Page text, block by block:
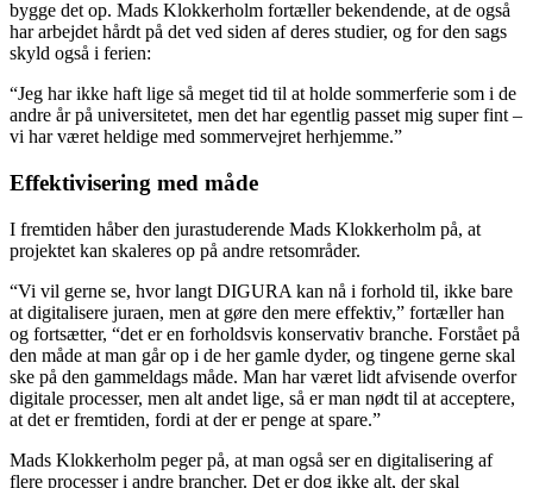
bygge det op. Mads Klokkerholm fortæller bekendende, at de også
har arbejdet hårdt på det ved siden af deres studier, og for den sags
skyld også i ferien:
“Jeg har ikke haft lige så meget tid til at holde sommerferie som i de
andre år på universitetet, men det har egentlig passet mig super fint –
vi har været heldige med sommervejret herhjemme.”
Effektivisering med måde
I fremtiden håber den jurastuderende Mads Klokkerholm på, at
projektet kan skaleres op på andre retsområder.
“Vi vil gerne se, hvor langt DIGURA kan nå i forhold til, ikke bare
at digitalisere juraen, men at gøre den mere effektiv,” fortæller han
og fortsætter, “det er en forholdsvis konservativ branche. Forstået på
den måde at man går op i de her gamle dyder, og tingene gerne skal
ske på den gammeldags måde. Man har været lidt afvisende overfor
digitale processer, men alt andet lige, så er man nødt til at acceptere,
at det er fremtiden, fordi at der er penge at spare.”
Mads Klokkerholm peger på, at man også ser en digitalisering af
flere processer i andre brancher. Det er dog ikke alt, der skal